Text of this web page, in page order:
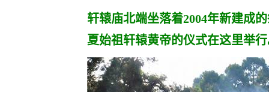
轩辕庙北端坐落着2004年新建成
夏始祖轩辕黄帝的仪式在这里举